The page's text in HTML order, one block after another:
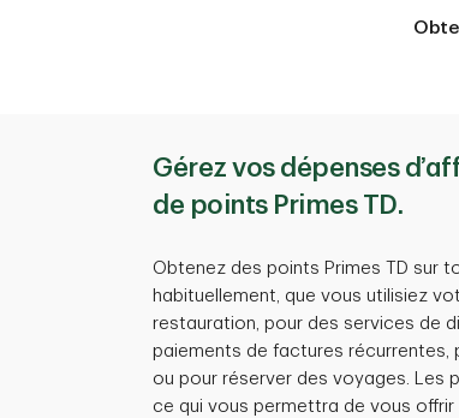
Gérez vos dépenses
de points Primes TD.
Obtenez des points Primes TD sur
habituellement, que vous utilisiez
restauration, pour des services de
paiements de factures récurrentes,
ou pour réserver des voyages. Les
ce qui vous permettra de vous